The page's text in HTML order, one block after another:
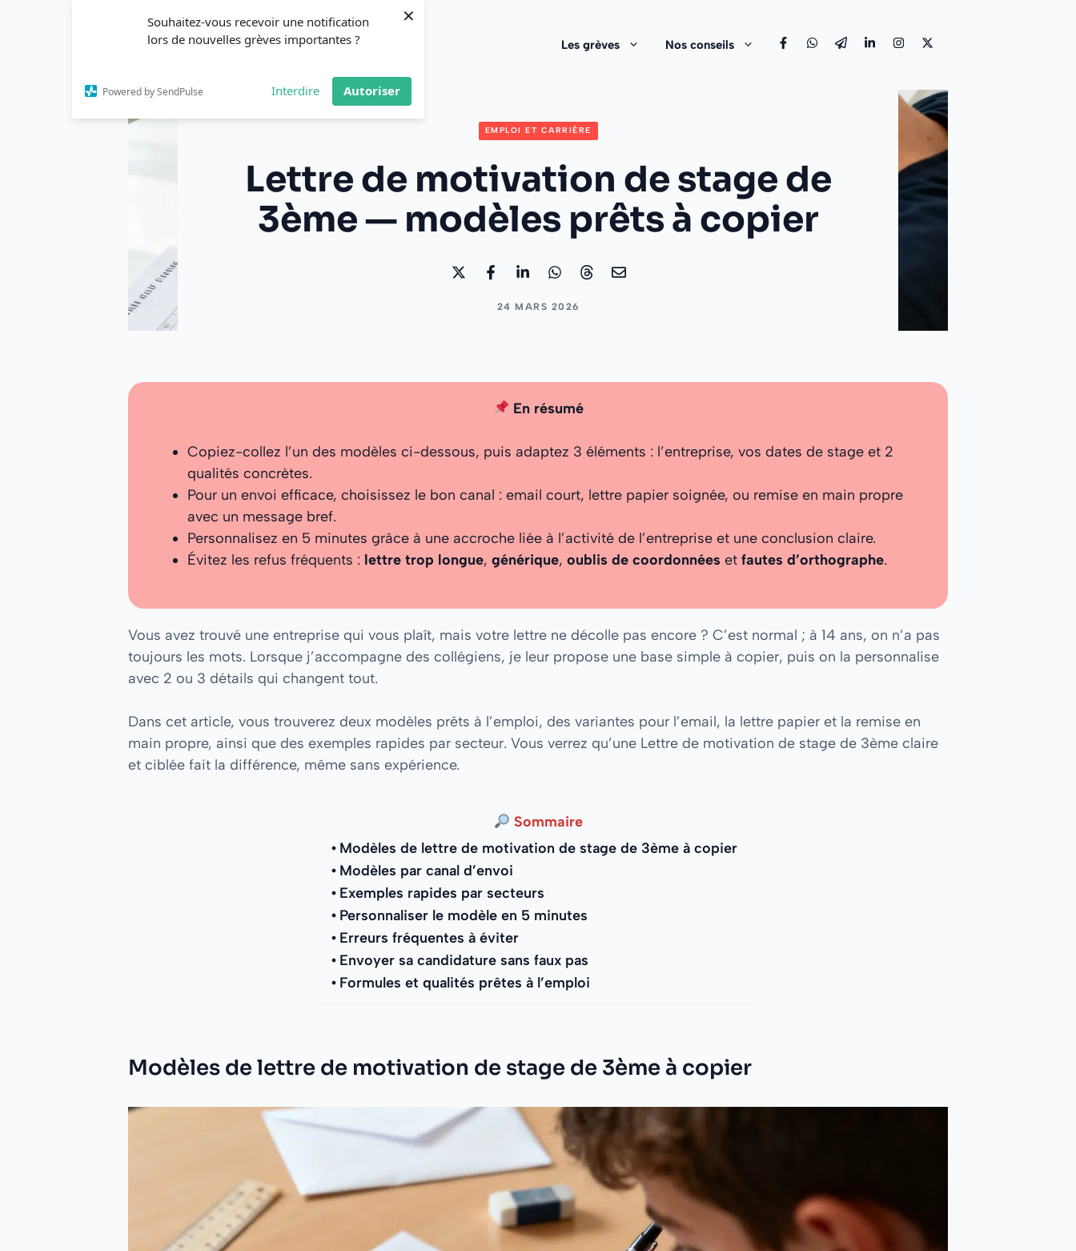
Souhaitez-vous recevoir une notification
lors de nouvelles grèves importantes ?
Powered by SendPulse Interdire Autoriser
×
Les grèves Nos conseils
EMPLOI ET CARRIÈRE
Lettre de motivation de stage de
3ème — modèles prêts à copier
24 MARS 2026
En résumé
Copiez-collez l’un des modèles ci-dessous, puis adaptez 3 éléments : l’entreprise, vos dates de stage et 2
qualités concrètes.
Pour un envoi efficace, choisissez le bon canal : email court, lettre papier soignée, ou remise en main propre
avec un message bref.
Personnalisez en 5 minutes grâce à une accroche liée à l’activité de l’entreprise et une conclusion claire.
Évitez les refus fréquents : lettre trop longue, générique, oublis de coordonnées et fautes d’orthographe.
Vous avez trouvé une entreprise qui vous plaît, mais votre lettre ne décolle pas encore ? C’est normal ; à 14 ans, on n’a pas
toujours les mots. Lorsque j’accompagne des collégiens, je leur propose une base simple à copier, puis on la personnalise
avec 2 ou 3 détails qui changent tout.
Dans cet article, vous trouverez deux modèles prêts à l’emploi, des variantes pour l’email, la lettre papier et la remise en
main propre, ainsi que des exemples rapides par secteur. Vous verrez qu’une Lettre de motivation de stage de 3ème claire
et ciblée fait la différence, même sans expérience.
Sommaire
Modèles de lettre de motivation de stage de 3ème à copier
Modèles par canal d’envoi
Exemples rapides par secteurs
Personnaliser le modèle en 5 minutes
Erreurs fréquentes à éviter
Envoyer sa candidature sans faux pas
Formules et qualités prêtes à l’emploi
Modèles de lettre de motivation de stage de 3ème à copier